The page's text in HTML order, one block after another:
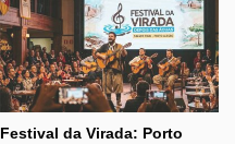
Festival da Virada: Porto